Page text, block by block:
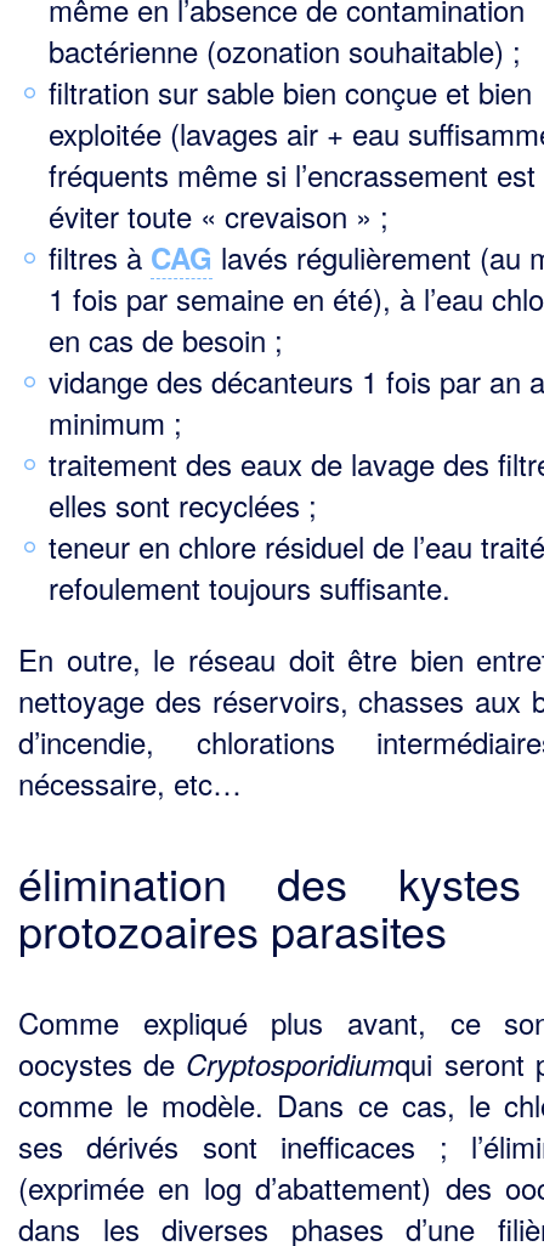
même en l’absence de contamination
bactérienne (ozonation souhaitable) ;
filtration sur sable bien conçue et bien
exploitée (lavages air + eau
fréquents même si l’encrassement
éviter toute « crevaison » ;
filtres à CAG lavés régulièrement (au
1 fois par semaine en été), à l’eau
en cas de besoin ;
vidange des décanteurs 1 fois par an
minimum ;
traitement des eaux de lavage des
elles sont recyclées ;
teneur en chlore résiduel de l’eau
refoulement toujours suffisante.
En outre, le réseau doit être bien
nettoyage des réservoirs, chasses aux
d’incendie, chlorations
nécessaire, etc…
élimination des
protozoaires parasites
Comme expliqué plus avant, ce
oocystes de Cryptosporidiumqui seront
comme le modèle. Dans ce cas, le
ses dérivés sont inefficaces ;
(exprimée en log d’abattement) des
dans les diverses phases d’une